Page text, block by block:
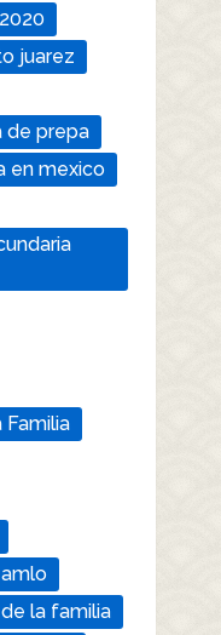
juarez
de prepa
en mexico
Familia
la familia